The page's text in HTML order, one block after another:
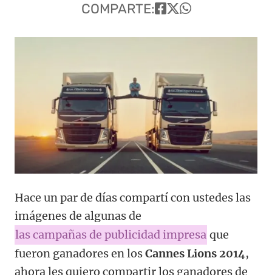
COMPARTE:
Hace un par de días compartí con ustedes las
imágenes de algunas de
las campañas de publicidad impresa que
fueron ganadores en losCannes Lions 2014,
ahora les quiero compartir los ganadores de